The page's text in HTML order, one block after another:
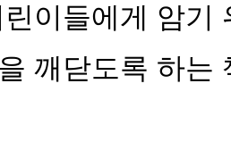
이들에게 암기
깨닫도록 하는